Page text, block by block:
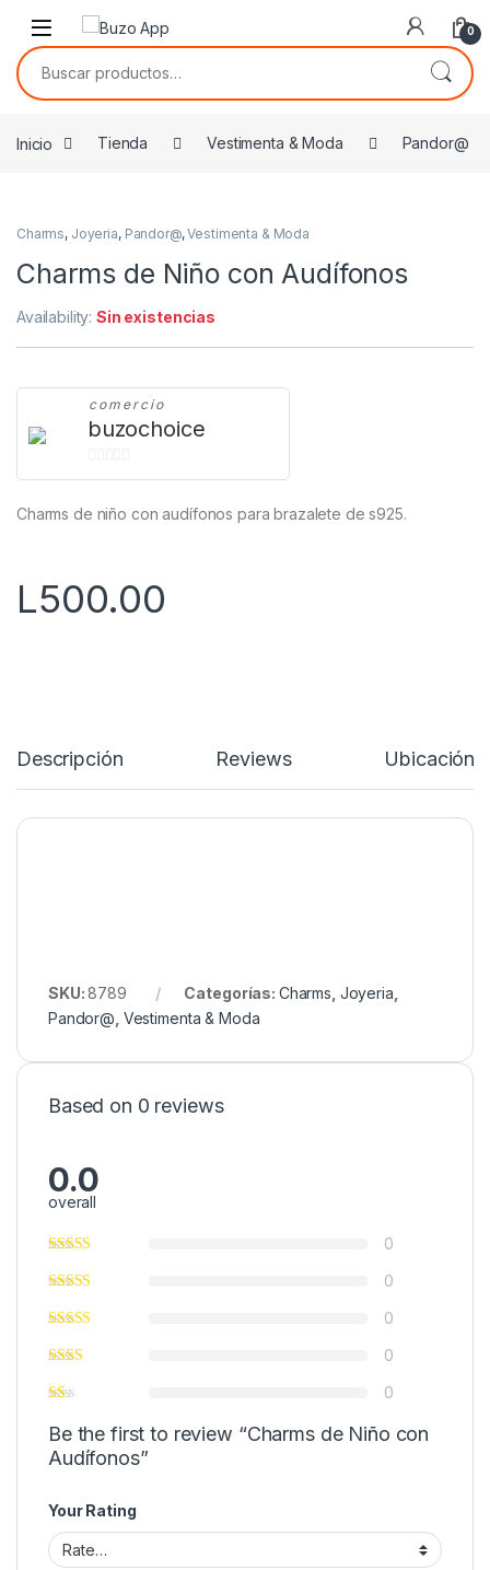
Skip to navigation
Skip to content
0
Buscar por:
Inicio Tienda Vestimenta & Moda Pandor@
Charms, Joyeria, Pandor@,Vestimenta & Moda
Charms de Niño con Audífonos
Availability:Sin existencias
comercio
buzochoice
0
Charms de niño con audífonos para brazalete de s925.
L500.00
Descripción Reviews Ubicación
SKU:8789 Categorías: Charms Joyeria
Pandor@ Vestimenta & Moda
Based on 0 reviews
0.0
overall
0
0
0
0
0
Be the first to review “Charms de Niño con
Audífonos”
Your Rating